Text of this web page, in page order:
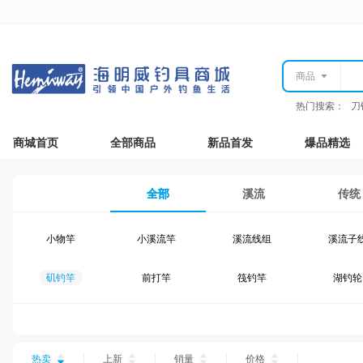
商品
热门搜索：
商城首页 全部商品 新品首发 爆品精选
全部 溪流 传统
小物竿 小溪流竿 溪流线组 溪流子
矶钓竿 前打竿 筏钓竿 湖钓轮
台钓仕挂 台钓钩
热卖 上新 销量 价格